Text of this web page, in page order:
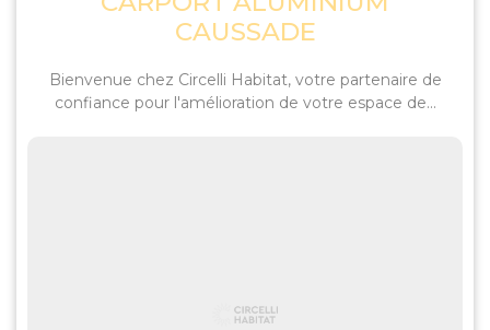
CAUSSADE
Bienvenue chez Circelli Habitat, votre partenaire de
confiance pour l'amélioration de votre espace de...